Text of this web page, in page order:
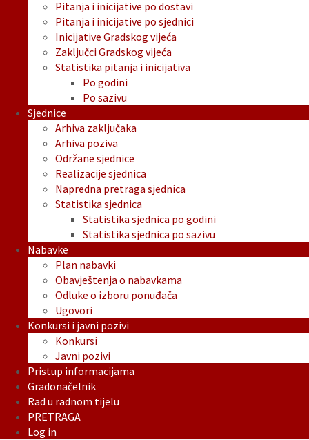
Pitanja i inicijative po dostavi
Pitanja i inicijative po sjednici
Inicijative Gradskog vijeća
Zaključci Gradskog vijeća
Statistika pitanja i inicijativa
Po godini
Po sazivu
Sjednice
Arhiva zaključaka
Arhiva poziva
Održane sjednice
Realizacije sjednica
Napredna pretraga sjednica
Statistika sjednica
Statistika sjednica po godini
Statistika sjednica po sazivu
Nabavke
Plan nabavki
Obavještenja o nabavkama
Odluke o izboru ponuđača
Ugovori
Konkursi i javni pozivi
Konkursi
Javni pozivi
Pristup informacijama
Gradonačelnik
Rad u radnom tijelu
PRETRAGA
Log in